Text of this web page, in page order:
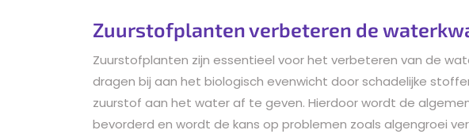
Zuurstofplanten verbeteren de
Zuurstofplanten zijn essentieel voor het verbeteren van de
dragen bij aan het biologisch evenwicht door schadelijke
zuurstof aan het water af te geven. Hierdoor wordt de
bevorderd en wordt de kans op problemen zoals algengroei